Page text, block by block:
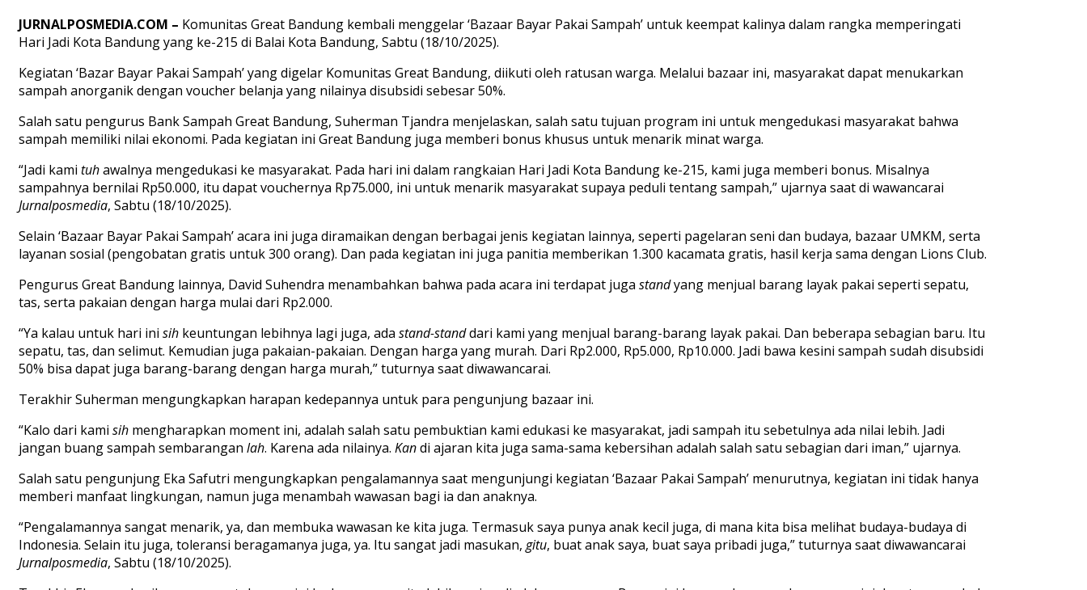
JURNALPOSMEDIA.COM – Komunitas Great Bandung kembali menggelar ‘Bazaar Bayar Pakai Sampah’ untuk keempat kalinya dalam rangka memperingati
Hari Jadi Kota Bandung yang ke-215 di Balai Kota Bandung, Sabtu (18/10/2025).
Kegiatan ‘Bazar Bayar Pakai Sampah’ yang digelar Komunitas Great Bandung, diikuti oleh ratusan warga. Melalui bazaar ini, masyarakat dapat menukarkan
sampah anorganik dengan voucher belanja yang nilainya disubsidi sebesar 50%.
Salah satu pengurus Bank Sampah Great Bandung, Suherman Tjandra menjelaskan, salah satu tujuan program ini untuk mengedukasi masyarakat bahwa
sampah memiliki nilai ekonomi. Pada kegiatan ini Great Bandung juga memberi bonus khusus untuk menarik minat warga.
“Jadi kami tuhawalnya mengedukasi ke masyarakat. Pada hari ini dalam rangkaian Hari Jadi Kota Bandung ke-215, kami juga memberi bonus. Misalnya
sampahnya bernilai Rp50.000, itu dapat vouchernya Rp75.000, ini untuk menarik masyarakat supaya peduli tentang sampah,” ujarnya saat di wawancarai
Jurnalposmedia, Sabtu (18/10/2025).
Selain ‘Bazaar Bayar Pakai Sampah’ acara ini juga diramaikan dengan berbagai jenis kegiatan lainnya, seperti pagelaran seni dan budaya, bazaar UMKM, serta
layanan sosial (pengobatan gratis untuk 300 orang). Dan pada kegiatan ini juga panitia memberikan 1.300 kacamata gratis, hasil kerja sama dengan Lions Club.
Pengurus Great Bandung lainnya, David Suhendra menambahkan bahwa pada acara ini terdapat juga standyang menjual barang layak pakai seperti sepatu,
tas, serta pakaian dengan harga mulai dari Rp2.000.
“Ya kalau untuk hari ini sih keuntungan lebihnya lagi juga, ada stand-standdari kami yang menjual barang-barang layak pakai. Dan beberapa sebagian baru. Itu
sepatu, tas, dan selimut. Kemudian juga pakaian-pakaian. Dengan harga yang murah. Dari Rp2.000, Rp5.000, Rp10.000. Jadi bawa kesini sampah sudah disubsidi
50% bisa dapat juga barang-barang dengan harga murah,” tuturnya saat diwawancarai.
Terakhir Suherman mengungkapkan harapan kedepannya untuk para pengunjung bazaar ini.
“Kalo dari kami sih mengharapkan moment ini, adalah salah satu pembuktian kami edukasi ke masyarakat, jadi sampah itu sebetulnya ada nilai lebih. Jadi
jangan buang sampah sembarangan lah. Karena ada nilainya. Kandi ajaran kita juga sama-sama kebersihan adalah salah satu sebagian dari iman,” ujarnya.
Salah satu pengunjung Eka Safutri mengungkapkan pengalamannya saat mengunjungi kegiatan ‘Bazaar Pakai Sampah’ menurutnya, kegiatan ini tidak hanya
memberi manfaat lingkungan, namun juga menambah wawasan bagi ia dan anaknya.
“Pengalamannya sangat menarik, ya, dan membuka wawasan ke kita juga. Termasuk saya punya anak kecil juga, di mana kita bisa melihat budaya-budaya di
Indonesia. Selain itu juga, toleransi beragamanya juga, ya. Itu sangat jadi masukan,gitu, buat anak saya, buat saya pribadi juga,” tuturnya saat diwawancarai
Jurnalposmedia, Sabtu (18/10/2025).